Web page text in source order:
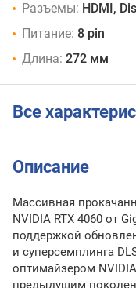
Разъемы: HDMI,
Питание: 8 pin
Длина: 272 мм
Все
Описание
Массивная
NVIDIA RTX 4060 от
поддержкой
и суперсемплинга
оптимайзером
предыдущим